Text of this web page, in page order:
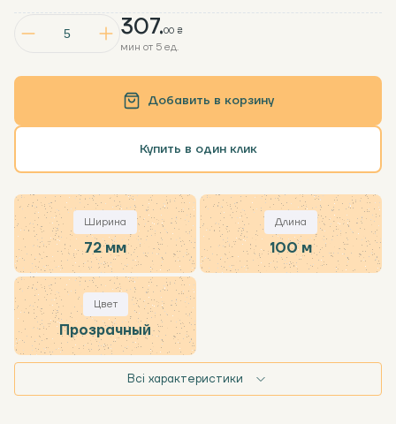
307.00 ₴
мин от 5 ед.
Добавить в корзину
Купить в один клик
Ширина
72 мм
Длина
100 м
Цвет
Прозрачный
Всі характеристики